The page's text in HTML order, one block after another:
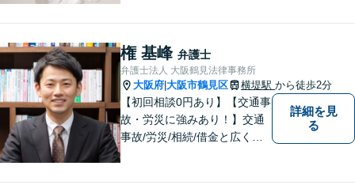
す。
権 基峰 弁護士
弁護士法人 大阪鶴見法律事務所
大阪府 大阪市鶴見区 横堤駅 から徒歩2分
【初回相談0円あり】【交通事
故・労災に強みあり！】交通
事故/労災/相続/借金と広く法
詳細を見
る